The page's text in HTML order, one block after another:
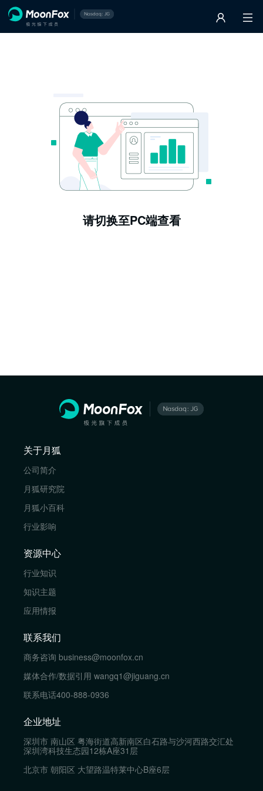
请切换至PC端查看
关于月狐
公司简介
月狐研究院
月狐小百科
行业影响
资源中心
行业知识
知识主题
应用情报
联系我们
商务咨询 business@moonfox.cn
媒体合作/数据引用 wangq1@jiguang.cn
联系电话400-888-0936
企业地址
深圳市 南山区 粤海街道高新南区白石路与沙河西路交汇处
深圳湾科技生态园12栋A座31层
北京市 朝阳区 大望路温特莱中心B座6层